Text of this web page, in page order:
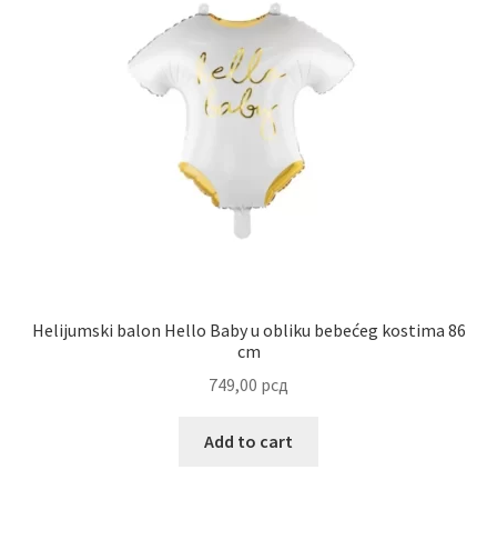
Helijumski balon Hello Baby u obliku bebećeg kostima 86
cm
749,00 рсд
Add to cart